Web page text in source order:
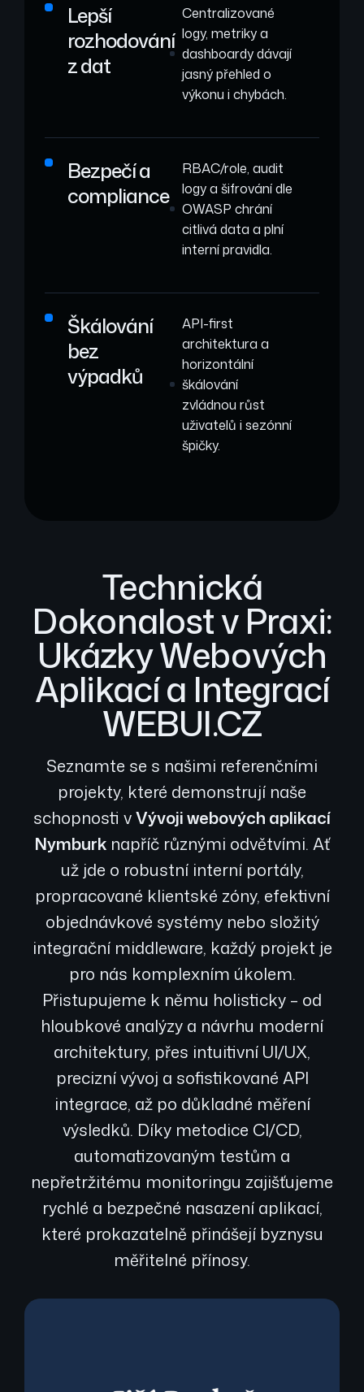
Lepší
rozhodování
z dat
Centralizované
logy, metriky a
dashboardy dávají
jasný přehled o
výkonu i chybách.
Bezpečí a
compliance
RBAC/role, audit
logy a šifrování dle
OWASP chrání
citlivá data a plní
interní pravidla.
Škálování
bez
výpadků
API-first
architektura a
horizontální
škálování
zvládnou růst
uživatelů i sezónní
špičky.
Technická
Dokonalost v Praxi:
Ukázky Webových
Aplikací a Integrací
WEBUI.CZ
Seznamte se s našimi referenčními
projekty, které demonstrují naše
schopnosti vVývoji webových aplikací
Nymburknapříč různými odvětvími. Ať
už jde o robustní interní portály,
propracované klientské zóny, efektivní
objednávkové systémy nebo složitý
integrační middleware, každý projekt je
pro nás komplexním úkolem.
Přistupujeme k němu holisticky – od
hloubkové analýzy a návrhu moderní
architektury, přes intuitivní UI/UX,
precizní vývoj a sofistikované API
integrace, až po důkladné měření
výsledků. Díky metodice CI/CD,
automatizovaným testům a
nepřetržitému monitoringu zajišťujeme
rychlé a bezpečné nasazení aplikací,
které prokazatelně přinášejí byznysu
měřitelné přínosy.